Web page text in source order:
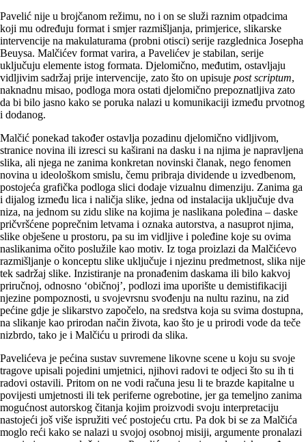
Pavelić nije u brojčanom režimu, no i on se služi raznim otpadcima
koji mu određuju format i smjer razmišljanja, primjerice, slikarske
intervencije na makulaturama (probni otisci) serije razglednica Josepha
Beuysa. Malčićev format varira, a Pavelićev je stabilan, serije
uključuju elemente istog formata. Djelomično, međutim, ostavljaju
vidljivim sadržaj prije intervencije, zato što on upisuje post scriptum,
naknadnu misao, podloga mora ostati djelomično prepoznatljiva zato
da bi bilo jasno kako se poruka nalazi u komunikaciji između prvotnog
i dodanog.
Malčić ponekad također ostavlja pozadinu djelomično vidljivom,
stranice novina ili izresci su kaširani na dasku i na njima je napravljena
slika, ali njega ne zanima konkretan novinski članak, nego fenomen
novina u ideološkom smislu, čemu pribraja dividende u izvedbenom,
postojeća grafička podloga slici dodaje vizualnu dimenziju. Zanima ga
i dijalog između lica i naličja slike, jedna od instalacija uključuje dva
niza, na jednom su zidu slike na kojima je naslikana poleđina – daske
pričvršćene poprečnim letvama i oznaka autorstva, a nasuprot njima,
slike obješene u prostoru, pa su im vidljive i poleđine koje su ovima
naslikanima očito poslužile kao motiv. Iz toga proizlazi da Malčićevo
razmišljanje o konceptu slike uključuje i njezinu predmetnost, slika nije
tek sadržaj slike. Inzistiranje na pronađenim daskama ili bilo kakvoj
priručnoj, odnosno ‘običnoj’, podlozi ima uporište u demistifikaciji
njezine pompoznosti, u svojevrsnu svođenju na nultu razinu, na zid
pećine gdje je slikarstvo započelo, na sredstva koja su svima dostupna,
na slikanje kao prirodan način života, kao što je u prirodi vode da teče
nizbrdo, tako je i Malčiću u prirodi da slika.
Pavelićeva je pećina sustav suvremene likovne scene u koju su svoje
tragove upisali pojedini umjetnici, njihovi radovi te odjeci što su ih ti
radovi ostavili. Pritom on ne vodi računa jesu li te brazde kapitalne u
povijesti umjetnosti ili tek periferne ogrebotine, jer ga temeljno zanima
mogućnost autorskog čitanja kojim proizvodi svoju interpretaciju
nastojeći još više ispružiti već postojeću crtu. Pa dok bi se za Malčića
moglo reći kako se nalazi u svojoj osobnoj misiji, argumente pronalazi